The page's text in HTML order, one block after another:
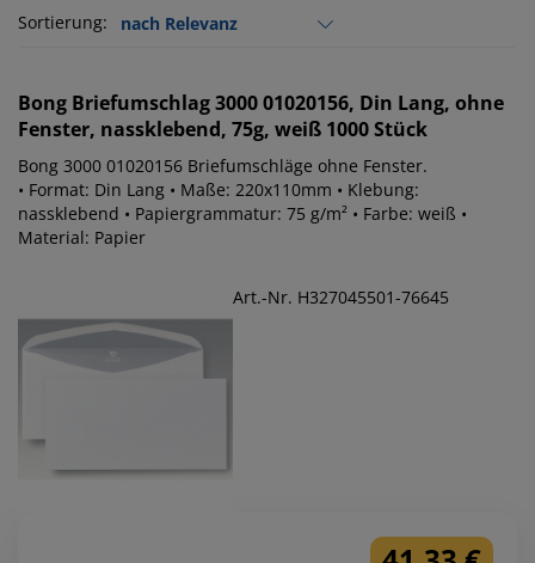
Sortierung:
Bong Briefumschlag 3000 01020156, Din Lang, ohne
Fenster, nassklebend, 75g, weiß 1000 Stück
Bong 3000 01020156 Briefumschläge ohne Fenster.
• Format: Din Lang • Maße: 220x110mm • Klebung:
nassklebend • Papiergrammatur: 75 g/m² • Farbe: weiß •
Material: Papier
Art.-Nr. H327045501-76645